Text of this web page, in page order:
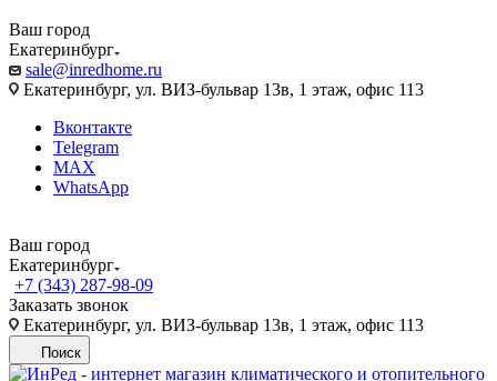
Ваш город
Екатеринбург
sale@inredhome.ru
Екатеринбург, ул. ВИЗ-бульвар 13в, 1 этаж, офис 113
Вконтакте
Telegram
MAX
WhatsApp
Ваш город
Екатеринбург
+7 (343) 287-98-09
Заказать звонок
Екатеринбург, ул. ВИЗ-бульвар 13в, 1 этаж, офис 113
Поиск